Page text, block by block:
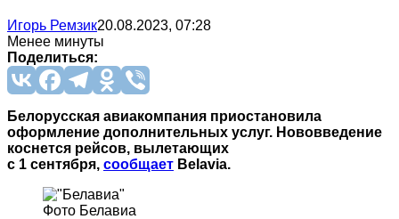
Игорь Ремзик20.08.2023, 07:28
Менее минуты
Поделиться:
Белорусская авиакомпания приостановила
оформление дополнительных услуг. Нововведение
коснется рейсов, вылетающих
с 1 сентября, сообщает Belavia.
Фото Белавиа